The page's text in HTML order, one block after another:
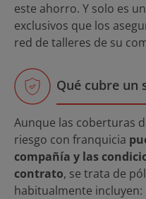
este ahorro. Y solo es
exclusivos que los
red de talleres de su
Qué cubre un
Aunque las coberturas
riesgo con franquicia
compañía y las
contrato, se trata de
habitualmente incluyen: